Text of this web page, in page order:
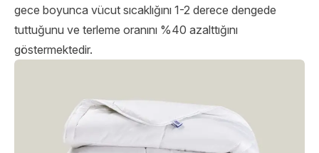
gece boyunca vücut sıcaklığını 1-2 derece dengede
tuttuğunu ve terleme oranını %40 azalttığını
göstermektedir.